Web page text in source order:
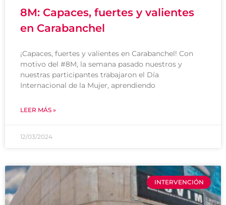
8M: Capaces, fuertes y valientes
en Carabanchel
¡Capaces, fuertes y valientes en Carabanchel! Con
motivo del #8M, la semana pasado nuestros y
nuestras participantes trabajaron el Día
Internacional de la Mujer, aprendiendo
LEER MÁS »
12/03/2024
INTERVENCIÓN